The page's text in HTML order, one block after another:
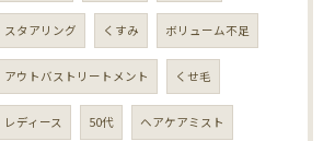
スタアリング くすみ ボリューム不足
アウトバストリートメント くせ毛
レディース 50代 ヘアケアミスト